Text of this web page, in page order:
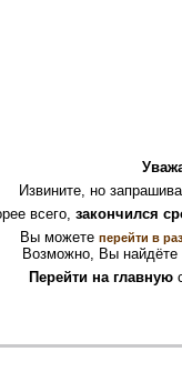
Извините, но
всего, закончился
Вы можете перейти в
Возможно, Вы найдёте
Перейти на главную